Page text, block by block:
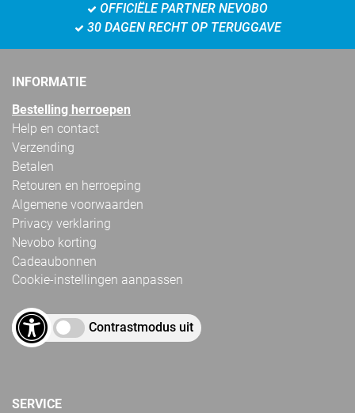
OFFICIËLE PARTNER NEVOBO
30 DAGEN RECHT OP TERUGGAVE
INFORMATIE
Bestelling herroepen
Help en contact
Verzending
Betalen
Retouren en herroeping
Algemene voorwaarden
Privacy verklaring
Nevobo korting
Cadeaubonnen
Cookie-instellingen aanpassen
Contrastmodus uit
SERVICE